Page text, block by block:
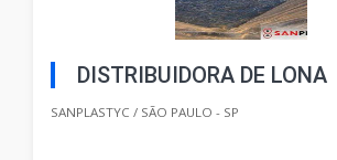
DISTRIBUIDORA DE LONA
SANPLASTYC / SÃO PAULO - SP